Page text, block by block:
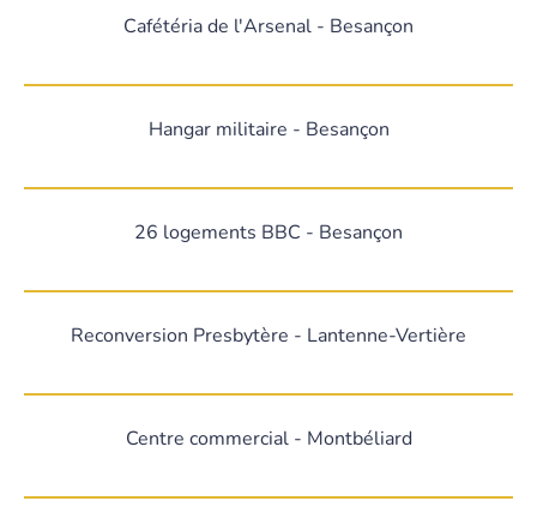
Cafétéria de l'Arsenal - Besançon
Hangar militaire - Besançon
26 logements BBC - Besançon
Reconversion Presbytère - Lantenne-Vertière
Centre commercial - Montbéliard